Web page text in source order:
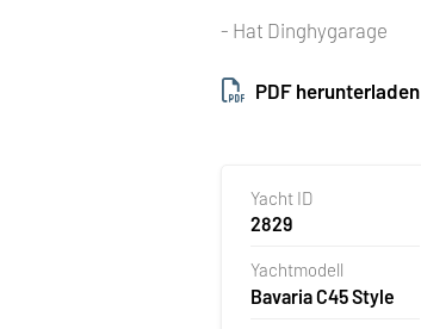
- Hat Dinghygarage
PDF herunterladen
Yacht ID
2829
Yachtmodell
Bavaria C45 Style